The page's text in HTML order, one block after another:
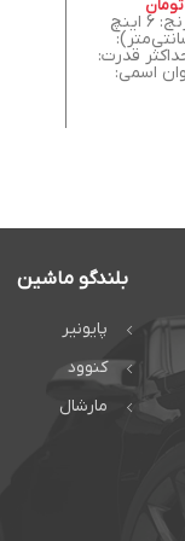
تومان
مشخصات: میدرنج: 6 اینچ
حداکثر قدرت:
توان اسمی:
بلندگو ماشین
پایونیر
کنوود
مارشال